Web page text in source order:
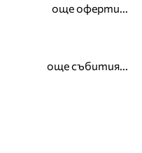
още оферти...
още събития...